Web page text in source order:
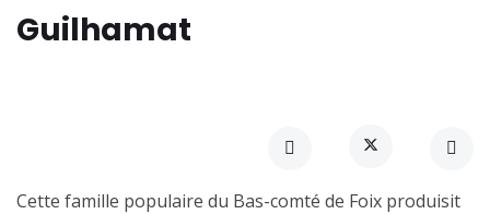
Guilhamat
Cette famille populaire du Bas-comté de Foix produisit